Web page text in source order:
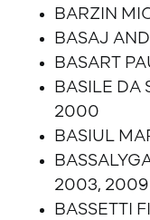
BARZIN
BASAJ
BASART
BASILE DA
2000
BASIUL
2003, 2009
BASSETTI